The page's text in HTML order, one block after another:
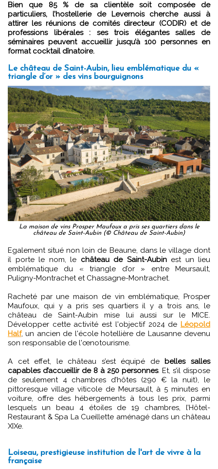
Bien que 85 % de sa clientèle soit composée de
particuliers, l’hostellerie de Levernois cherche aussi à
attirer les réunions de comités directeur (CODIR) et de
professions libérales : ses trois élégantes salles de
séminaires peuvent accueillir jusqu’à 100 personnes en
format cocktail dînatoire.
Le château de Saint-Aubin, lieu emblématique du «
triangle d’or » des vins bourguignons
La maison de vins Prosper Maufoux a pris ses quartiers dans le
château de Saint-Aubin (© Château de Saint-Aubin)
Egalement situé non loin de Beaune, dans le village dont
il porte le nom, le château de Saint-Aubinest un lieu
emblématique du « triangle d’or » entre Meursault,
Puligny-Montrachet et Chassagne-Montrachet.
Racheté par une maison de vin emblématique, Prosper
Maufoux, qui y a pris ses quartiers il y a trois ans, le
château de Saint-Aubin mise lui aussi sur le MICE.
Développer cette activité est l'objectif 2024 de Léopold
Half, un ancien de l'école hotellière de Lausanne devenu
son responsable de l'œnotourisme.
A cet effet, le château s’est équipé de belles salles
capables d’accueillir de 8 à 250 personnes. Et, s’il dispose
de seulement 4 chambres d’hôtes (290 € la nuit), le
pittoresque village viticole de Meursault, à 5 minutes en
voiture, offre des hébergements à tous les prix, parmi
lesquels un beau 4 étoiles de 19 chambres, l’Hôtel-
Restaurant & Spa La Cueillette aménagé dans un château
XIXe.
Loiseau, prestigieuse institution de l'art de vivre à la
française